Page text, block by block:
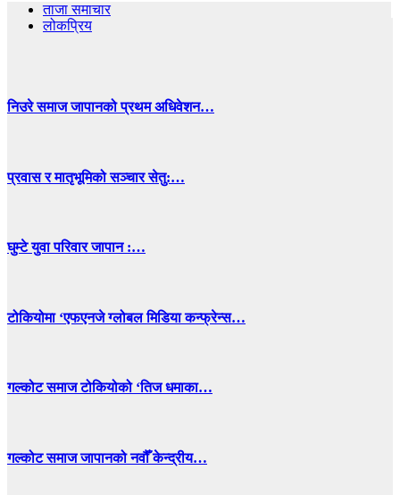
ताजा समाचार
लोकप्रिय
निउरे समाज जापानको प्रथम अधिवेशन…
प्रवास र मातृभूमिको सञ्चार सेतु:…
घुम्टे युवा परिवार जापान :…
टोकियोमा ‘एफएनजे ग्लोबल मिडिया कन्फ्रेन्स…
गल्कोट समाज टोकियोको ‘तिज धमाका…
गल्कोट समाज जापानको नवौँ केन्द्रीय…